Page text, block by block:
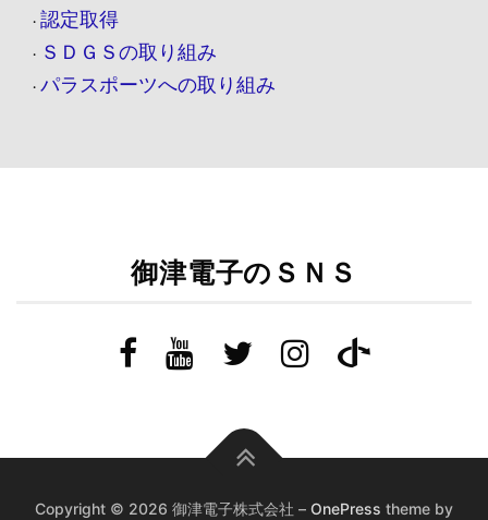
・ 認定取得
・ ＳＤＧＳの取り組み
・ パラスポーツへの取り組み
御津電子のＳＮＳ
Copyright © 2026 御津電子株式会社 – OnePress theme by